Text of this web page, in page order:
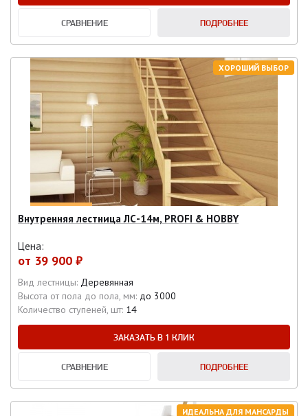
СРАВНЕНИЕ ПОДРОБНЕЕ
ХОРОШИЙ ВЫБОР
Внутренняя лестница ЛС-14м, PROFI & HOBBY
Цена:
от 39 900 ₽
Вид лестницы: Деревянная
Высота от пола до пола, мм: до 3000
Количество ступеней, шт: 14
ЗАКАЗАТЬ В 1 КЛИК
СРАВНЕНИЕ ПОДРОБНЕЕ
ИДЕАЛЬНА ДЛЯ МАНСАРДЫ